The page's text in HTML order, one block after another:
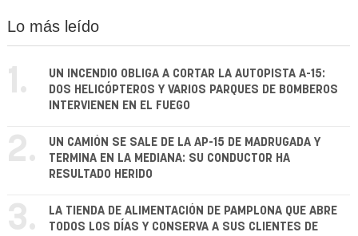
Lo más leído
1.
UN INCENDIO OBLIGA A CORTAR LA AUTOPISTA A-15:
DOS HELICÓPTEROS Y VARIOS PARQUES DE BOMBEROS
INTERVIENEN EN EL FUEGO
2.
UN CAMIÓN SE SALE DE LA AP-15 DE MADRUGADA Y
TERMINA EN LA MEDIANA: SU CONDUCTOR HA
RESULTADO HERIDO
3.
LA TIENDA DE ALIMENTACIÓN DE PAMPLONA QUE ABRE
TODOS LOS DÍAS Y CONSERVA A SUS CLIENTES DE